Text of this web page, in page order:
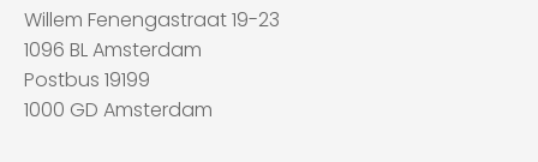
Willem Fenengastraat 19-23
1096 BL Amsterdam
Postbus 19199
1000 GD Amsterdam